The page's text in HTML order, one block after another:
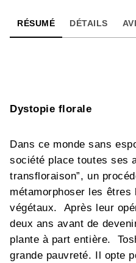
RÉSUMÉ DÉTAILS
Dystopie florale
Dans ce monde sans
société place toutes ses
transfloraison”, un
métamorphoser les êtres
végétaux. Après leur
deux ans avant de
plante à part entière.
grande pauvreté. Il opte